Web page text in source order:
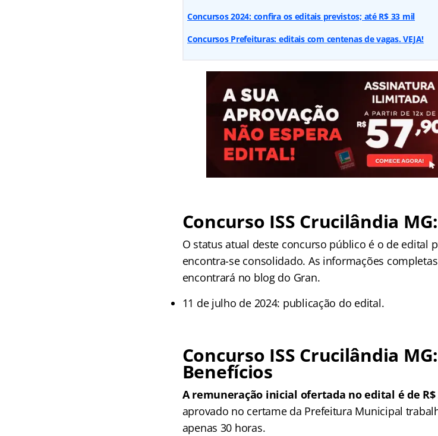
Concursos 2024: confira os editais previstos; até R$ 33 mil
Concursos Prefeituras: editais com centenas de vagas. VEJA!
Concurso ISS Crucilândia
O status atual deste concurso público é o de edital
encontra-se consolidado. As informações
encontrará no blog do Gran.
11 de julho de 2024: publicação do edital.
Concurso ISS Crucilândia
Benefícios
A remuneração inicial ofertada no edital é de R$
aprovado no certame da Prefeitura Municipal
apenas 30 horas.